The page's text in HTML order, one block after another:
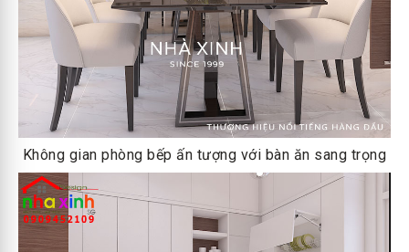
Không gian phòng bếp ấn tượng với bàn ăn sang trọng